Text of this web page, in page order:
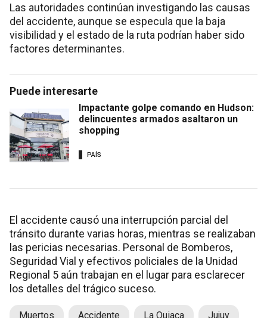
Las autoridades continúan investigando las causas
del accidente, aunque se especula que la baja
visibilidad y el estado de la ruta podrían haber sido
factores determinantes.
Puede interesarte
Impactante golpe comando en Hudson:
delincuentes armados asaltaron un
shopping
PAÍS
El accidente causó una interrupción parcial del
tránsito durante varias horas, mientras se realizaban
las pericias necesarias. Personal de Bomberos,
Seguridad Vial y efectivos policiales de la Unidad
Regional 5 aún trabajan en el lugar para esclarecer
los detalles del trágico suceso.
Muertos Accidente La Quiaca Jujuy